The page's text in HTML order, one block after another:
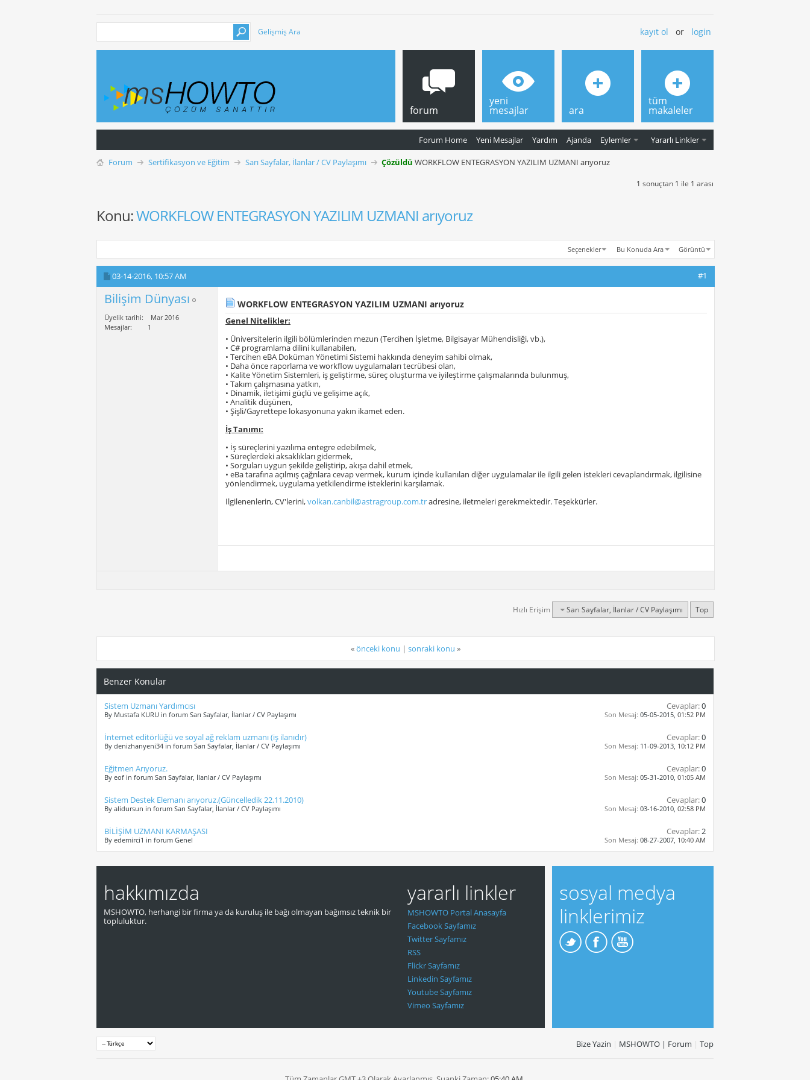
Gelişmiş Ara kayıt ol or login
forum
Forum Home Yeni Mesajlar Yardım Ajanda Eylemler Yararlı Linkler
yeni
mesajlar ara
tüm
makaleler
Forum Sertifikasyon ve Eğitim Sarı Sayfalar, İlanlar / CV Paylaşımı Çözüldü WORKFLOW ENTEGRASYON YAZILIM UZMANI arıyoruz
1 sonuçtan 1 ile 1 arası
Konu:WORKFLOW ENTEGRASYON YAZILIM UZMANI arıyoruz
Seçenekler Bu Konuda Ara Görüntü
03-14-2016, 10:57 AM #1
Bilişim Dünyası
Üyelik tarihi
Mar 2016
Mesajlar
1
WORKFLOW ENTEGRASYON YAZILIM UZMANI arıyoruz
Genel Nitelikler:
• Üniversitelerin ilgili bölümlerinden mezun (Tercihen İşletme, Bilgisayar Mühendisliği, vb.),
• C# programlama dilini kullanabilen,
• Tercihen eBA Doküman Yönetimi Sistemi hakkında deneyim sahibi olmak,
• Daha önce raporlama ve workflow uygulamaları tecrübesi olan,
• Kalite Yönetim Sistemleri, iş geliştirme, süreç oluşturma ve iyileştirme çalışmalarında bulunmuş,
• Takım çalışmasına yatkın,
• Dinamik, iletişimi güçlü ve gelişime açık,
• Analitik düşünen,
• Şişli/Gayrettepe lokasyonuna yakın ikamet eden.
İş Tanımı:
• İş süreçlerini yazılıma entegre edebilmek,
• Süreçlerdeki aksaklıkları gidermek,
• Sorguları uygun şekilde geliştirip, akışa dahil etmek,
• eBa tarafına açılmış çağrılara cevap vermek, kurum içinde kullanılan diğer uygulamalar ile ilgili gelen istekleri cevaplandırmak, ilgilisine
yönlendirmek, uygulama yetkilendirme isteklerini karşılamak.
İlgilenenlerin, CV'lerini,volkan.canbil@astragroup.com.tradresine, iletmeleri gerekmektedir. Teşekkürler.
Hızlı Erişim Sarı Sayfalar, İlanlar / CV Paylaşımı Top
«önceki konu | sonraki konu »
Benzer Konular
Sistem Uzmanı Yardımcısı
By Mustafa KURU in forum Sarı Sayfalar, İlanlar / CV Paylaşımı
Cevaplar:0
Son Mesaj: 05-05-2015, 01:52 PM
İnternet editörlüğü ve soyal ağ reklam uzmanı (iş ilanıdır)
By denizhanyeni34 in forum Sarı Sayfalar, İlanlar / CV Paylaşımı
Cevaplar:0
Son Mesaj: 11-09-2013, 10:12 PM
Eğitmen Arıyoruz.
By eof in forum Sarı Sayfalar, İlanlar / CV Paylaşımı
Cevaplar:0
Son Mesaj: 05-31-2010, 01:05 AM
Sistem Destek Elemanı arıyoruz.(Güncelledik 22.11.2010)
By alidursun in forum Sarı Sayfalar, İlanlar / CV Paylaşımı
Cevaplar:0
Son Mesaj: 03-16-2010, 02:58 PM
BİLİŞİM UZMANI KARMAŞASI
By edemirci1 in forum Genel
Cevaplar:2
Son Mesaj: 08-27-2007, 10:40 AM
hakkımızda
MSHOWTO, herhangi bir firma ya da kuruluş ile bağı olmayan bağımsız teknik bir
topluluktur.
yararlı linkler
MSHOWTO Portal Anasayfa
Facebook Sayfamız
Twitter Sayfamız
RSS
Flickr Sayfamız
Linkedin Sayfamız
Youtube Sayfamız
Vimeo Sayfamız
sosyal medya
linklerimiz
Bize Yazin | MSHOWTO | Forum | Top